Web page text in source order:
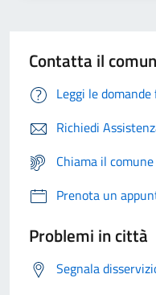
Contatta il
Leggi le
Richiedi
Chiama il
Prenota un
Problemi in città
Segnala